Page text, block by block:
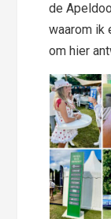
de
waarom ik
om hier